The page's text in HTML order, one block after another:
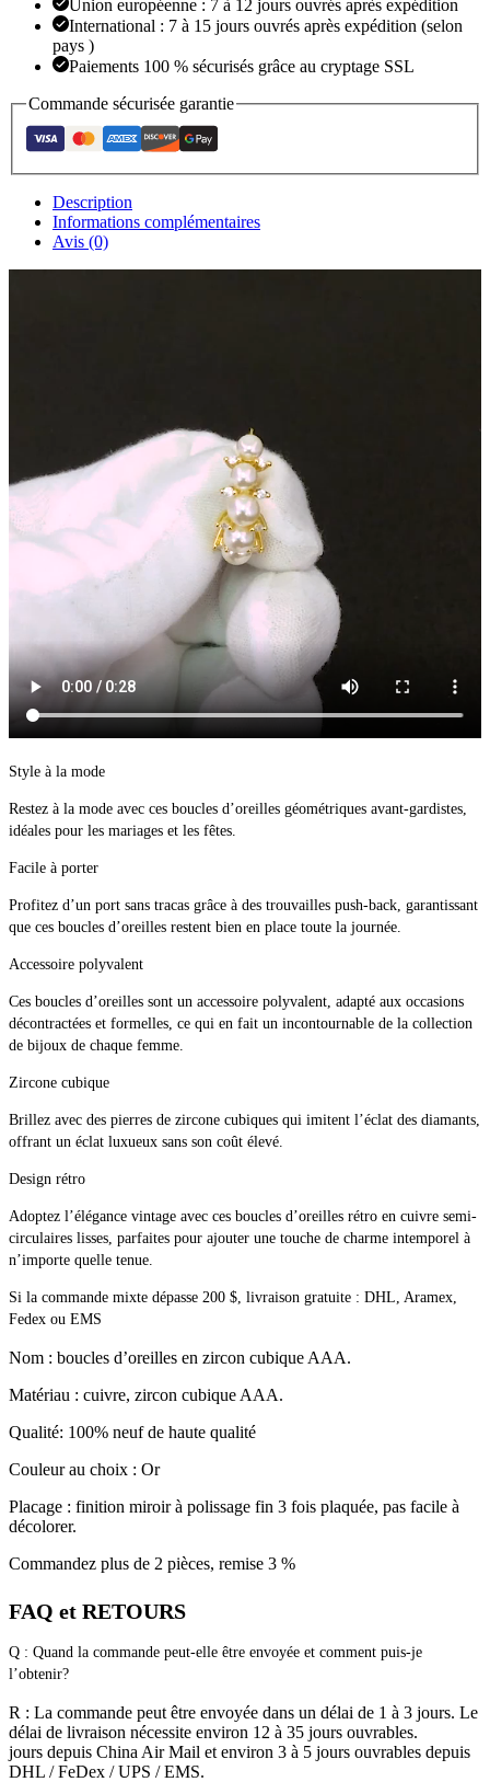
Union européenne : 7 à 12 jours ouvrés après expédition
International : 7 à 15 jours ouvrés après expédition (selon
pays )
Paiements 100 % sécurisés grâce au cryptage SSL
Commande sécurisée garantie
Description
Informations complémentaires
Avis (0)
Style à la mode
Restez à la mode avec ces boucles d’oreilles géométriques avant-gardistes,
idéales pour les mariages et les fêtes.
Facile à porter
Profitez d’un port sans tracas grâce à des trouvailles push-back, garantissant
que ces boucles d’oreilles restent bien en place toute la journée.
Accessoire polyvalent
Ces boucles d’oreilles sont un accessoire polyvalent, adapté aux occasions
décontractées et formelles, ce qui en fait un incontournable de la collection
de bijoux de chaque femme.
Zircone cubique
Brillez avec des pierres de zircone cubiques qui imitent l’éclat des diamants,
offrant un éclat luxueux sans son coût élevé.
Design rétro
Adoptez l’élégance vintage avec ces boucles d’oreilles rétro en cuivre semi-
circulaires lisses, parfaites pour ajouter une touche de charme intemporel à
n’importe quelle tenue.
Si la commande mixte dépasse 200 $, livraison gratuite : DHL, Aramex,
Fedex ou EMS
Nom : boucles d’oreilles en zircon cubique AAA.
Matériau : cuivre, zircon cubique AAA.
Qualité: 100% neuf de haute qualité
Couleur au choix : Or
Placage : finition miroir à polissage fin 3 fois plaquée, pas facile à
décolorer.
Commandez plus de 2 pièces, remise 3 %
FAQ et RETOURS
Q : Quand la commande peut-elle être envoyée et comment puis-je
l’obtenir?
R : La commande peut être envoyée dans un délai de 1 à 3 jours. Le
délai de livraison nécessite environ 12 à 35 jours ouvrables.
jours depuis China Air Mail et environ 3 à 5 jours ouvrables depuis
DHL / FeDex / UPS / EMS.